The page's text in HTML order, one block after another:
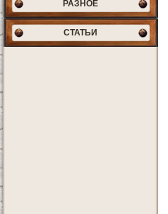
РАЗНОЕ
СТАТЬИ